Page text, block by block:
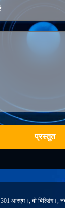
प्रस्तुत
301 आरएम।, बी बिल्डिंग।,